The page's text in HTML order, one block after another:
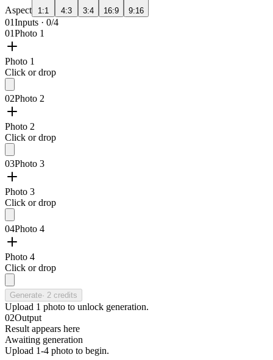
Aspect 1:1 4:3 3:4 16:9 9:16
01Inputs · 0/4
01Photo 1
Photo 1
Click or drop
02Photo 2
Photo 2
Click or drop
03Photo 3
Photo 3
Click or drop
04Photo 4
Photo 4
Click or drop
Generate· 2 credits
Upload 1 photo to unlock generation.
02Output
Result appears here
Awaiting generation
Upload 1-4 photo to begin.